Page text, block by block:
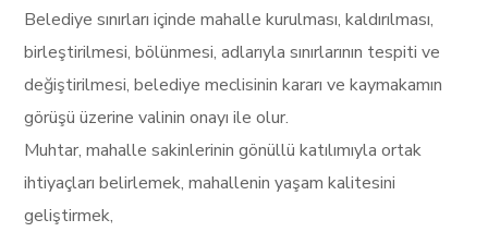
Belediye sınırları içinde mahalle kurulması, kaldırılması,
birleştirilmesi, bölünmesi, adlarıyla sınırlarının tespiti ve
değiştirilmesi, belediye meclisinin kararı ve kaymakamın
görüşü üzerine valinin onayı ile olur.
Muhtar, mahalle sakinlerinin gönüllü katılımıyla ortak
ihtiyaçları belirlemek, mahallenin yaşam kalitesini
geliştirmek,